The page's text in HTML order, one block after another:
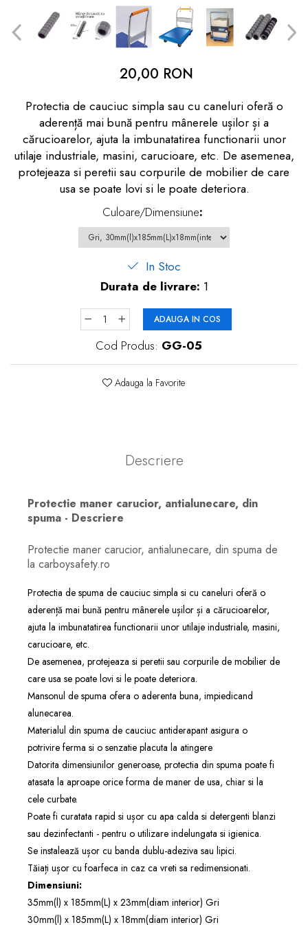
dopuri de urechi
Produse îngrijire copii
20,00 RON
Protectia de cauciuc simpla sau cu caneluri oferă o
aderență mai bună pentru mânerele ușilor și a
cărucioarelor, ajuta la imbunatatirea functionarii unor
utilaje industriale, masini, carucioare, etc. De asemenea,
protejeaza si peretii sau corpurile de mobilier de care
usa se poate lovi si le poate deteriora.
Culoare/Dimensiune:
In Stoc
Durata de livrare: 1
ADAUGA IN COS
Cod Produs: GG-05
Adauga la Favorite
Descriere
Protectie maner carucior, antialunecare, din
spuma - Descriere
Protectie maner carucior, antialunecare, din spuma de
la carboysafety.ro
Protectia de spuma de cauciuc simpla si cu caneluri oferă o
aderență mai bună pentru mânerele ușilor și a cărucioarelor,
ajuta la imbunatatirea functionarii unor utilaje industriale, masini,
carucioare, etc.
De asemenea, protejeaza si peretii sau corpurile de mobilier de
care usa se poate lovi si le poate deteriora.
Mansonul de spuma ofera o aderenta buna, impiedicand
alunecarea.
Materialul din spuma de cauciuc antiderapant asigura o
potrivire ferma si o senzatie placuta la atingere
Datorita dimensiunilor generoase, protectia din spuma poate fi
atasata la aproape orice forma de maner de usa, chiar si la
cele curbate.
Poate fi curatata rapid si ușor cu apa calda si detergenti blanzi
sau dezinfectanti - pentru o utilizare indelungata si igienica.
Se instalează ușor cu banda dublu-adeziva sau lipici.
Tăiați ușor cu foarfeca in caz ca vreti sa redimensionati.
Dimensiuni:
35mm(l) x 185mm(L) x 23mm(diam interior) Gri
30mm(l) x 185mm(L) x 18mm(diam interior) Gri